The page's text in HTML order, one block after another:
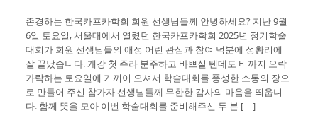
존경하는 한국카프카학회 회원 선생님들께 안녕하세요? 지난 9월
6일 토요일, 서울대에서 열렸던 한국카프카학회 2025년 정기학술
대회가 회원 선생님들의 애정 어린 관심과 참여 덕분에 성황리에
잘 끝났습니다. 개강 첫 주라 분주하고 바쁘실 텐데도 비까지 오락
가락하는 토요일에 기꺼이 오셔서 학술대회를 풍성한 소통의 장으
로 만들어 주신 참가자 선생님들께 무한한 감사의 마음을 띄웁니
다. 함께 뜻을 모아 이번 학술대회를 준비해주신 두 분 […]